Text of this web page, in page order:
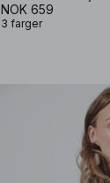
NOK 659
3 farger